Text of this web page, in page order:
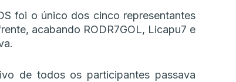
foi o único dos cinco representantes
acabando RODR7GOL, Licapu7 e
de todos os participantes passava